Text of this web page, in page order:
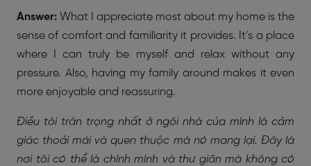
Answer: What I appreciate most about my home is the
sense of comfort and familiarity it provides. It’s a place
where I can truly be myself and relax without any
pressure. Also, having my family around makes it even
more enjoyable and reassuring.
Điều tôi trân trọng nhất ở ngôi nhà của mình là cảm
giác thoải mái và quen thuộc mà nó mang lại. Đây là
nơi tôi có thể là chính mình và thư giãn mà không có